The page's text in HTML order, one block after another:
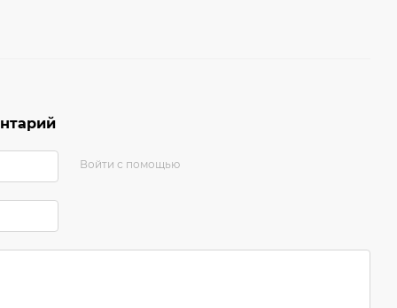
Войти с помощью